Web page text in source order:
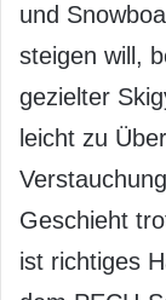
und
steigen will,
gezielter
leicht zu
Geschieht
ist richtiges